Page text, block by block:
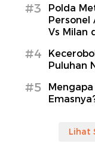
#3
Polda
Personel
Vs Milan
#4
Puluhan
#5
Lihat